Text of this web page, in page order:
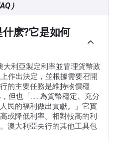
）
麽?它是如何
大利亞製定利率並管理貨幣政
作出決定，並根據需要召開
的主要任務是維持物價穩
但也「……為貨幣穩定、充分
民的福利做出貢獻。」它實
或降低利率。相對較高的利
澳大利亞央行的其他工具包